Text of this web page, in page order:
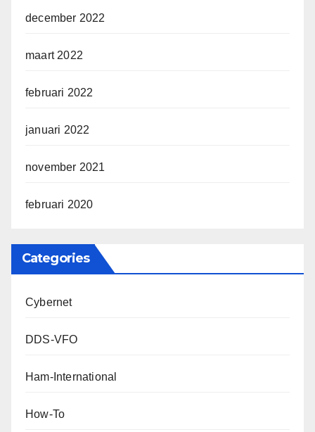
december 2022
maart 2022
februari 2022
januari 2022
november 2021
februari 2020
Categories
Cybernet
DDS-VFO
Ham-International
How-To